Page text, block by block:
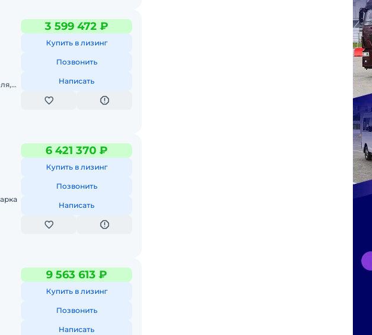
3 599 472 ₽
Купить в лизинг
Позвонить
Написать
6 421 370 ₽
Купить в лизинг
Позвонить
Написать
9 563 613 ₽
Купить в лизинг
Позвонить
Написать